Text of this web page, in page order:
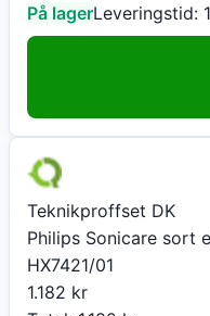
På lagerLeveringstid:
Teknikproffset DK
Philips Sonicare sort
HX7421/01
1.182 kr